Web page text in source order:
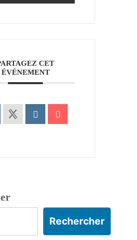
CET
ÉVÉNEMENT
Rechercher